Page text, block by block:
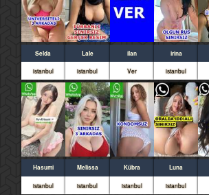
Selda
istanbul
Lale
istanbul
ilan
Ver
irina
istanbul
Hasumi
istanbul
Melissa
istanbul
Kübra
istanbul
Luna
istanbul